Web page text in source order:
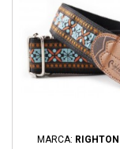
MARCA: